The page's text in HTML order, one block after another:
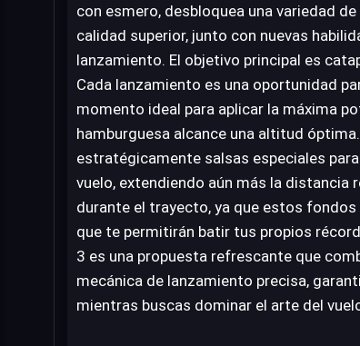
con esmero, desbloquea una variedad
calidad superior, junto con nuevas
lanzamiento. El objetivo principal es
Cada lanzamiento es una oportunidad
momento ideal para aplicar la máxima
hamburguesa alcance una altitud
estratégicamente salsas especiales
vuelo, extendiendo aún más la distancia
durante el trayecto, ya que estos
que te permitirán batir tus propios
3 es una propuesta refrescante que
mecánica de lanzamiento precisa,
mientras buscas dominar el arte del